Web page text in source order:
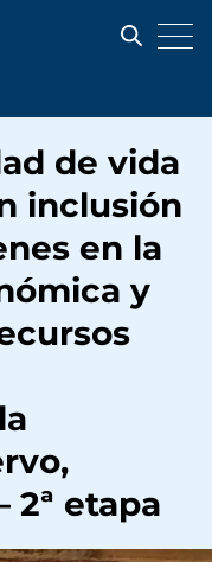
de vida
inclusión
en la
y
2ª etapa